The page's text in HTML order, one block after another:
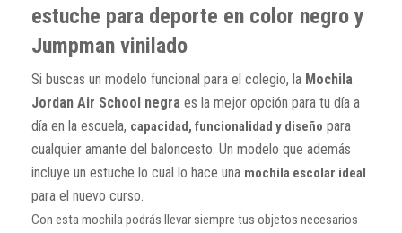
estuche para deporte en color negro y
Jumpman vinilado
Si buscas un modelo funcional para el colegio, la Mochila
Jordan Air School negra es la mejor opción para tu día a
día en la escuela, capacidad, funcionalidad y diseño para
cualquier amante del baloncesto. Un modelo que además
incluye un estuche lo cual lo hace una mochila escolar ideal
para el nuevo curso.
Con esta mochila podrás llevar siempre tus objetos necesarios